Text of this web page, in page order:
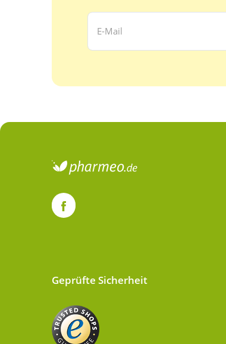
Ihre E-Mail Adresse:
Geprüfte Sicherheit